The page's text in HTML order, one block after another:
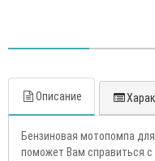
Описание
Бензиновая мотопомпа
поможет Вам справиться